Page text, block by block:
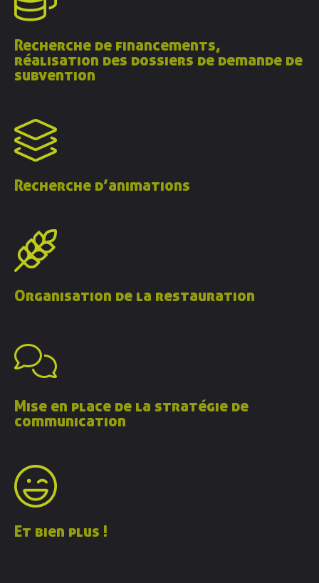
Recherche de financements,
réalisation des dossiers de demande de
subvention
Recherche d’animations
Organisation de la restauration
Mise en place de la stratégie de
communication
Et bien plus !
DécouvrirAGRIBIO
Agriculteurs
Consom’acteur•ices